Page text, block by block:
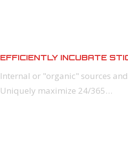
EFFICIENTLY INCUBATE
Internal or "organic" sources
Uniquely maximize 24/365…